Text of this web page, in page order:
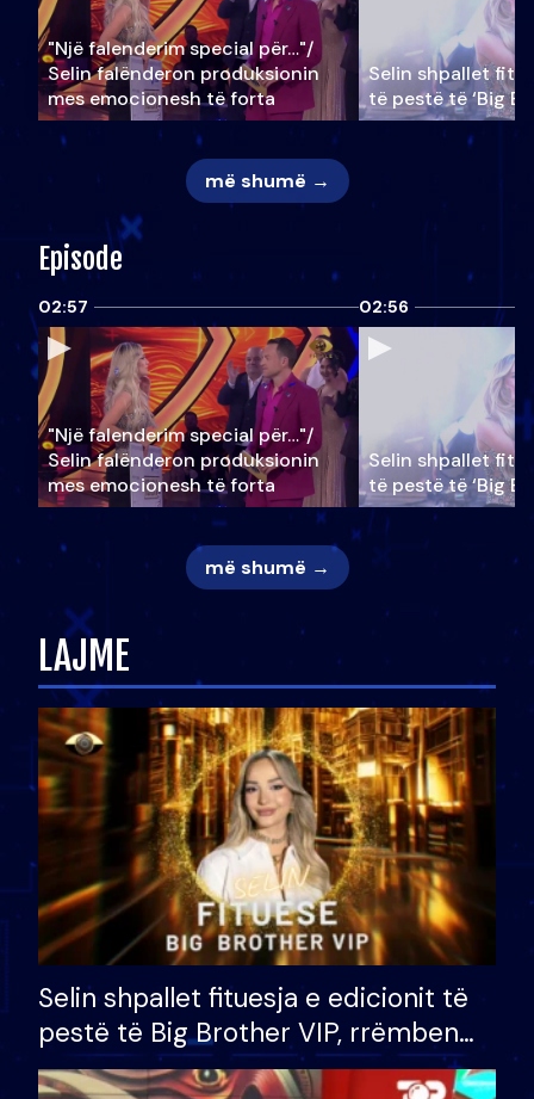
"Një falenderim special për…"/
Selin falënderon produksionin
mes emocionesh të forta
Selin shpallet
të pestë të ‘Big
më shumë →
Episode
02:57
"Një falenderim special për…"/
Selin falënderon produksionin
mes emocionesh të forta
02:56
Selin shpallet
të pestë të ‘Big
më shumë →
LAJME
Selin shpallet fituesja e edicionit të
pestë të Big Brother VIP, rrëmben
çmimin e madh prej 100 mijë eurosh